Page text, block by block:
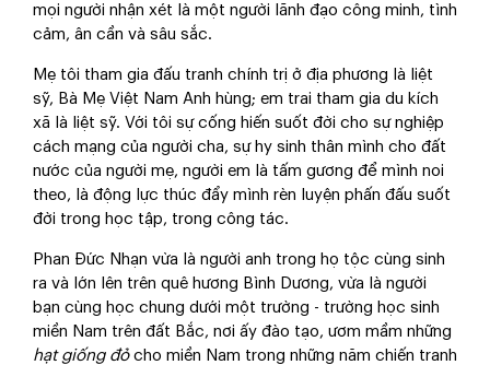
mọi người nhận xét là một người lãnh đạo công minh, tình
cảm, ân cần và sâu sắc.
Mẹ tôi tham gia đấu tranh chính trị ở địa phương là liệt
sỹ, Bà Mẹ Việt Nam Anh hùng; em trai tham gia du kích
xã là liệt sỹ. Với tôi sự cống hiến suốt đời cho sự nghiệp
cách mạng của người cha, sự hy sinh thân mình cho đất
nước của người mẹ, người em là tấm gương để mình noi
theo, là động lực thúc đẩy mình rèn luyện phấn đấu suốt
đời trong học tập, trong công tác.
Phan Đức Nhạn vừa là người anh trong họ tộc cùng sinh
ra và lớn lên trên quê hương Bình Dương, vừa là người
bạn cùng học chung dưới một trường - trường học sinh
miền Nam trên đất Bắc, nơi ấy đào tạo, ươm mầm những
hạt giống đỏcho miền Nam trong những năm chiến tranh